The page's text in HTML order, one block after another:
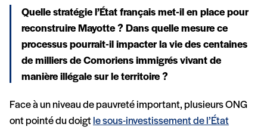
Quelle stratégie l’État français met-il en place pour
reconstruire Mayotte ? Dans quelle mesure ce
processus pourrait-il impacter la vie des centaines
de milliers de Comoriens immigrés vivant de
manière illégale sur le territoire ?
Face à un niveau de pauvreté important, plusieurs ONG
ont pointé du doigt le sous-investissement de l’État